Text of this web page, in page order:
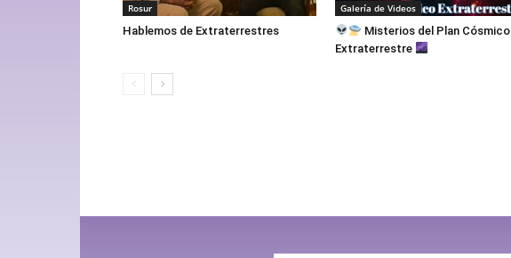
Rosur
Hablemos de Extraterrestres
Galería de Videos
Misterios del Plan Cósmico
Extraterrestre